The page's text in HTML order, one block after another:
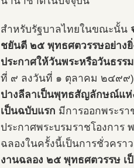
สำหรับรัฐบาลไทยในขณะนั้น
ชยันตี ๒๕ พุทธศตวรรษอย่าง
ประกาศให้วันพระหรือวันธรร
ที่ ๙ ลงวันที่ ๑ ตุลาคม ๒๔๙
ปางลีลาเป็นพุทธสัญลักษณ์แห่
เป็นฉบับแรก มีการออกพระร
ประกาศพระบรมราชโองกา
ฉลองในครั้งนี้เป็นการชั่วครา
งานฉลอง ๒๕ พุทธศตวรรษ เ